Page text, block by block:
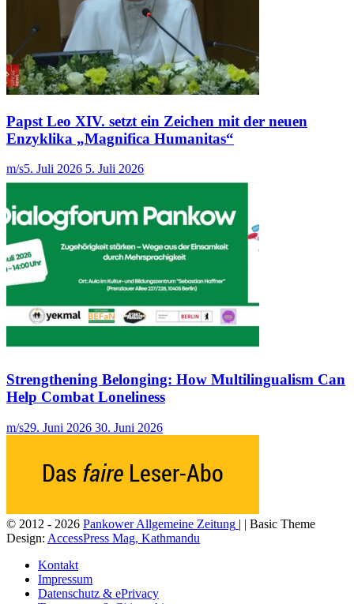
Papst Leo XIV. setzt ein Zeichen mit der neuen
Enzyklika „Magnifica Humanitas“
m/s5. Juli 2026 5. Juli 2026
Strengthening Belonging: How Multilingualism Can
Help Combat Loneliness
m/s29. Juni 2026 30. Juni 2026
© 2012 - 2026 Pankower Allgemeine Zeitung | | Basic Theme
Design: AccessPress Mag, Kathmandu
Kontakt
Impressum
Datenschutz & ePrivacy